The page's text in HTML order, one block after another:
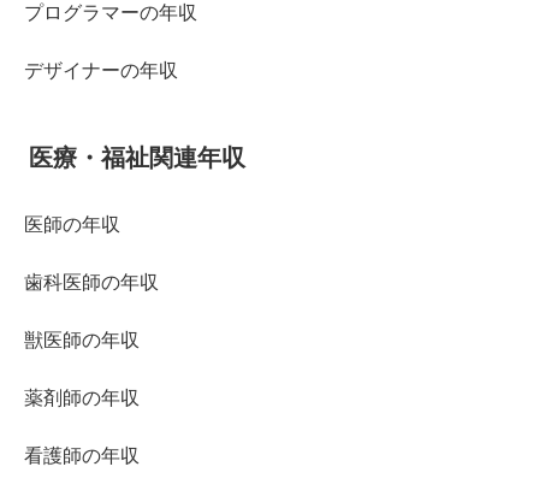
プログラマーの年収
デザイナーの年収
医療・福祉関連年収
医師の年収
歯科医師の年収
獣医師の年収
薬剤師の年収
看護師の年収